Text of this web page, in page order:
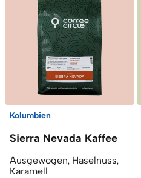
Kolumbien
Sierra Nevada Kaffee
Ausgewogen, Haselnuss,
Karamell